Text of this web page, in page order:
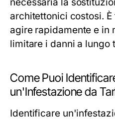
architettonici costosi.
agire rapidamente e in
limitare i danni a lungo
Come Puoi
un'Infestazione da
Identificare